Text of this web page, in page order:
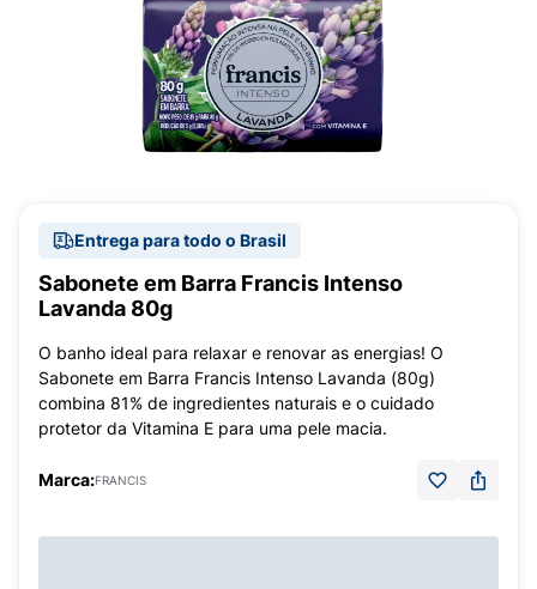
Entrega para todo o Brasil
Sabonete em Barra Francis Intenso
Lavanda 80g
O banho ideal para relaxar e renovar as energias! O
Sabonete em Barra Francis Intenso Lavanda (80g)
combina 81% de ingredientes naturais e o cuidado
protetor da Vitamina E para uma pele macia.
Marca:FRANCIS